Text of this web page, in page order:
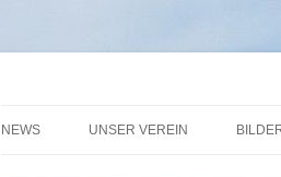
NEWS UNSER VEREIN